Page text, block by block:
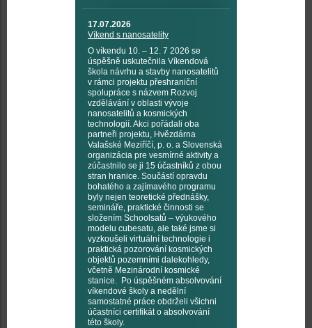
17.07.2026
Víkend s nanosatelity
O víkendu 10. – 12. 7 2026 se
úspěšně uskutečnila Víkendová
škola návrhu a stavby nanosatelitů
v rámci projektu přeshraniční
spolupráce s názvem Rozvoj
vzdělávání v oblasti vývoje
nanosatelitů a kosmických
technologií. Akci pořádali oba
partneři projektu, Hvězdárna
Valašské Meziříčí, p. o. a Slovenská
organizácia pre vesmírné aktivity a
zúčastnilo se ji 15 účastníků z obou
stran hranice. Součástí opravdu
bohatého a zajímavého programu
byly nejen teoretické přednášky,
semináře, praktické činnosti se
složením Schoolsatů – výukového
modelu cubesatu, ale také jsme si
vyzkoušeli virtuální technologie i
praktická pozorování kosmických
objektů pozemními dalekohledy,
včetně Mezinárodní kosmické
stanice. Po úspěšném absolvování
víkendové školy a nedělní
samostatné práce obdrželi všichni
účastníci certifikát o absolvování
této školy.